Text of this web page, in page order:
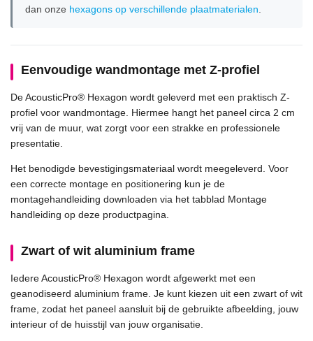
dan onze hexagons op verschillende plaatmaterialen
Eenvoudige wandmontage met Z-profiel
De AcousticPro® Hexagon wordt geleverd met een praktisch Z-
profiel voor wandmontage. Hiermee hangt het paneel circa 2 cm
vrij van de muur, wat zorgt voor een strakke en professionele
presentatie.
Het benodigde bevestigingsmateriaal wordt meegeleverd. Voor
een correcte montage en positionering kun je de
montagehandleiding downloaden via het tabblad Montage
handleiding op deze productpagina.
Zwart of wit aluminium frame
Iedere AcousticPro® Hexagon wordt afgewerkt met een
geanodiseerd aluminium frame. Je kunt kiezen uit een zwart of wit
frame, zodat het paneel aansluit bij de gebruikte afbeelding, jouw
interieur of de huisstijl van jouw organisatie.